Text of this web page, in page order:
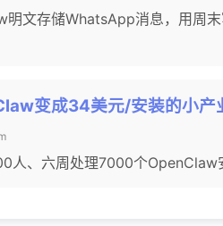
文存储WhatsApp消息，用周
变成34美元/安装的小产
人、六周处理7000个OpenClaw